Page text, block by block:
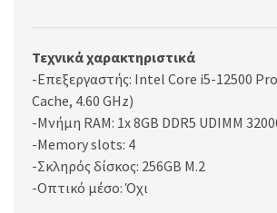
Τεχνικά χαρακτηριστικά
-Επεξεργαστής: Intel Core i5-12500
Cache, 4.60 GHz)
-Μνήμη RAM: 1x 8GB DDR5 UDIMM
-Memory slots: 4
-Σκληρός δίσκος: 256GB M.2
-Οπτικό μέσο: Όχι